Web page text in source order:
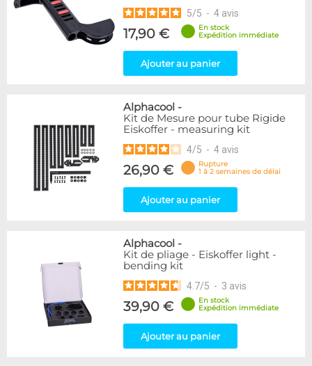
5/5 - 4 avis
17,90 €
En stock
Expédition immédiate
Ajouter au panier
Alphacool -
Kit de Mesure pour tube Rigide
Eiskoffer - measuring kit
4/5 - 4 avis
26,90 €
Rupture
1 à 2 semaines de délai
Ajouter au panier
Alphacool -
Kit de pliage - Eiskoffer light -
bending kit
4.7/5 - 3 avis
39,90 €
En stock
Expédition immédiate
Ajouter au panier